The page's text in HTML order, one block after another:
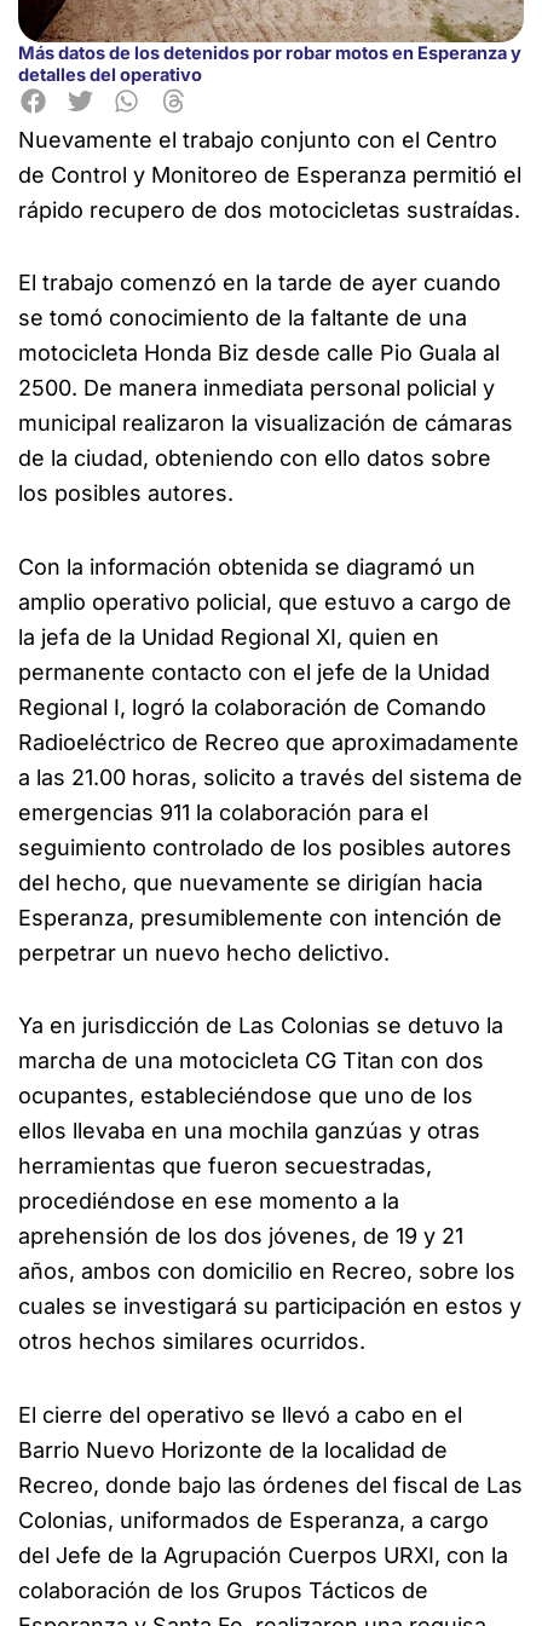
Más datos de los detenidos por robar motos en Esperanza y
detalles del operativo
Nuevamente el trabajo conjunto con el Centro
de Control y Monitoreo de Esperanza permitió el
rápido recupero de dos motocicletas sustraídas.
El trabajo comenzó en la tarde de ayer cuando
se tomó conocimiento de la faltante de una
motocicleta Honda Biz desde calle Pio Guala al
2500. De manera inmediata personal policial y
municipal realizaron la visualización de cámaras
de la ciudad, obteniendo con ello datos sobre
los posibles autores.
Con la información obtenida se diagramó un
amplio operativo policial, que estuvo a cargo de
la jefa de la Unidad Regional XI, quien en
permanente contacto con el jefe de la Unidad
Regional I, logró la colaboración de Comando
Radioeléctrico de Recreo que aproximadamente
a las 21.00 horas, solicito a través del sistema de
emergencias 911 la colaboración para el
seguimiento controlado de los posibles autores
del hecho, que nuevamente se dirigían hacia
Esperanza, presumiblemente con intención de
perpetrar un nuevo hecho delictivo.
Ya en jurisdicción de Las Colonias se detuvo la
marcha de una motocicleta CG Titan con dos
ocupantes, estableciéndose que uno de los
ellos llevaba en una mochila ganzúas y otras
herramientas que fueron secuestradas,
procediéndose en ese momento a la
aprehensión de los dos jóvenes, de 19 y 21
años, ambos con domicilio en Recreo, sobre los
cuales se investigará su participación en estos y
otros hechos similares ocurridos.
El cierre del operativo se llevó a cabo en el
Barrio Nuevo Horizonte de la localidad de
Recreo, donde bajo las órdenes del fiscal de Las
Colonias, uniformados de Esperanza, a cargo
del Jefe de la Agrupación Cuerpos URXI, con la
colaboración de los Grupos Tácticos de